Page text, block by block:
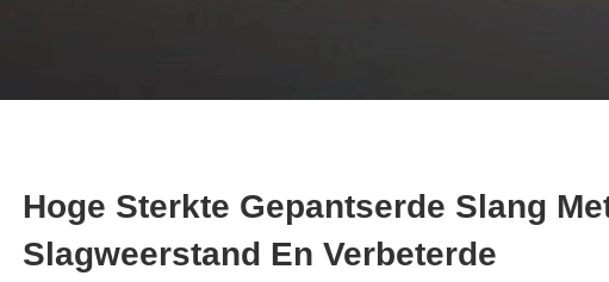
Hoge Sterkte Gepantserde Slang
Slagweerstand En Verbeterde